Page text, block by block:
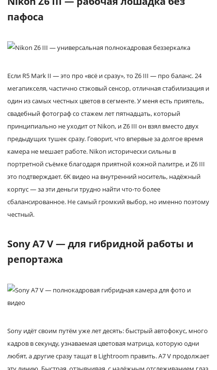
пафоса
Если R5 Mark II — это про «всё и сразу», то Z6 III — про баланс. 24
мегапикселя, частично стэковый сенсор, отличная стабилизация и
один из самых честных цветов в сегменте. У меня есть приятель,
свадебный фотограф со стажем лет пятнадцать, который
принципиально не уходит от Nikon, и Z6 III он взял вместо двух
предыдущих тушек сразу. Говорит, что впервые за долгое время
камера не мешает работе. Nikon исторически сильны в
портретной съёмке благодаря приятной кожной палитре, и Z6 III
это подтверждает. 6K видео на внутренний носитель, надёжный
корпус — за эти деньги трудно найти что-то более
сбалансированное. Не самый громкий выбор, но именно поэтому
честный.
Sony A7 V — для гибридной работы и
репортажа
Sony идёт своим путём уже лет десять: быстрый автофокус, много
кадров в секунду, узнаваемая цветовая матрица, которую одни
любят, а другие сразу тащат в Lightroom править. A7 V продолжает